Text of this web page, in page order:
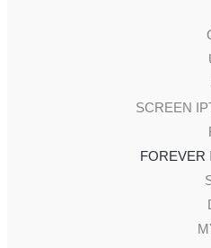
FOREVER